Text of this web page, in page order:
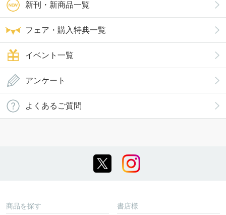
新刊・新商品一覧
フェア・購入特典一覧
イベント一覧
アンケート
よくあるご質問
商品を探す 書店様